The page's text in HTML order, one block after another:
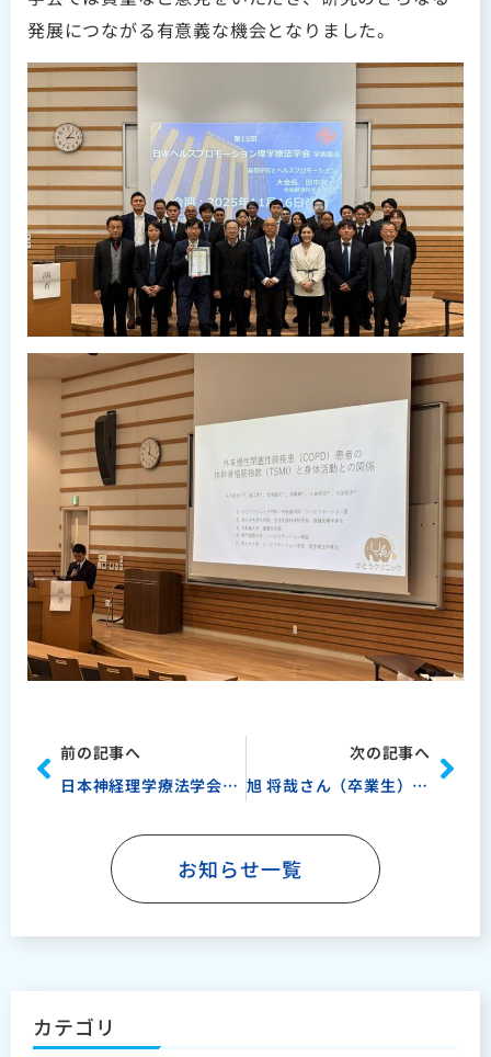
発展につながる有意義な機会となりました。
Prev
前の記事へ
日本神経理学療法学会学術大会(金沢)に参加しました！
次の記事へ
旭 将哉さん（卒業生）の論文が掲載されました！
お知らせ一覧
カテゴリ